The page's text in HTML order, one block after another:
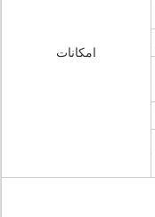
امکانات